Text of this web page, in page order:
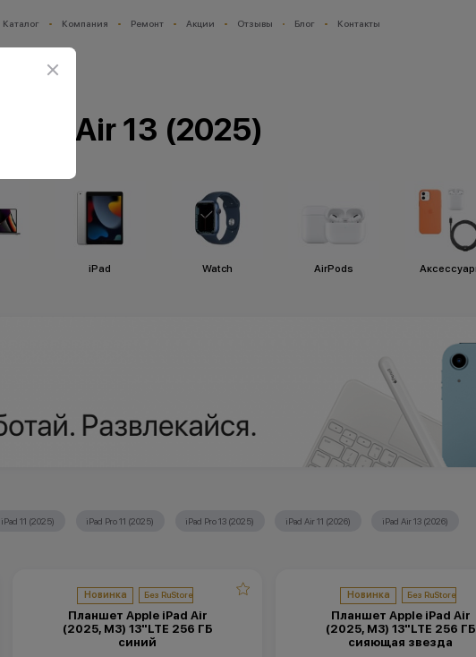
Каталог Компания Ремонт Акции Отзывы Блог Контакты
Air 13 (2025)
iPad Watch AirPods
iPad 11 (2025) iPad Pro 11 (2025) iPad Pro 13 (2025) iPad Air 11 (2026) iPad Air 13 (2026)
Новинка
Планшет Apple iPad Air
(2025, M3) 13"LTE 256 ГБ
синий
Новинка
Планшет Apple iPad Air
(2025, M3) 13"LTE 256 ГБ
сияющая звезда